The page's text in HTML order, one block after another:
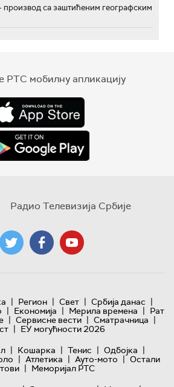
производ са заштићеним географским
РТС мобилну апликацију
Радио Телевизија Србије
| Регион | Свет | Србија данас |
| Економија | Мерила времена | Рат
| Сервисне вести | Сматрачница |
| ЕУ могућности 2026
| Кошарка | Тенис | Одбојка |
| Атлетика | Ауто-мото | Остали
| Меморијал РТС